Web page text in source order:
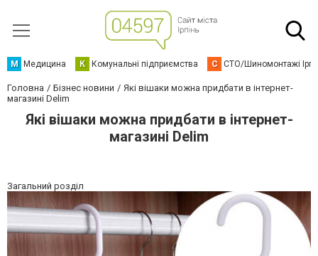
М Медицина К Комунальні підприємства С СТО/Шиномонтажі
Головна Бізнес новини
Які вішаки можна придбати в інтернет-
магазині Delim
Які вішаки можна придбати в інтернет-
магазині Delim
Загальний розділ